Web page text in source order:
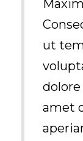
ut
amet